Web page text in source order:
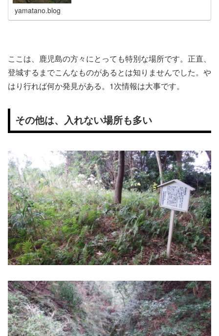
yamatano.blog
ここは、鹿児島の方々にとっても特別な場所です。正直、
登城するまでこんなものがあるとは知りませんでした。や
はり行れば何か発見がある。1次情報は大事です。
その他は、入れない場所も多い